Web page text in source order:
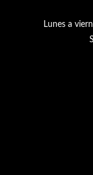
Lunes a